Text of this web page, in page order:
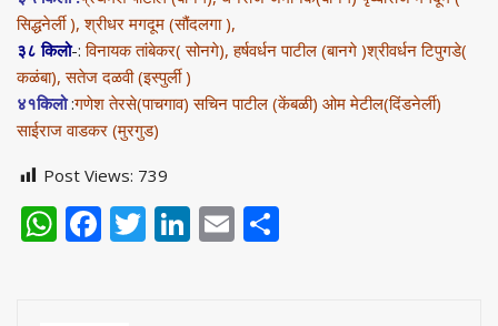
सिद्धनेर्ली ), श्रीधर मगदूम (सौंदलगा ),
३८ किलो-:विनायक तांबेकर( सोनगे), हर्षवर्धन पाटील (बानगे )श्रीवर्धन टिपुगडे(
कळंबा), सतेज दळवी (इस्पुर्ली )
४१किलो:गणेश तेरसे(पाचगाव) सचिन पाटील (केंबळी) ओम मेटील(दिंडनेर्ली)
साईराज वाडकर (मुरगुड)
Post Views: 739
WhatsApp
Facebook
Twitter
LinkedIn
Email